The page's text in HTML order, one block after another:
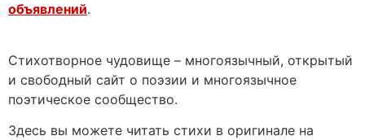
объявлений.
Стихотворное чудовище – многоязычный, открытый
и свободный сайт о поэзии и многоязычное
поэтическое сообщество.
Здесь вы можете читать стихи в оригинале на